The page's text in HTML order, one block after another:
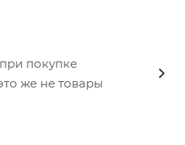
покупке
же не товары